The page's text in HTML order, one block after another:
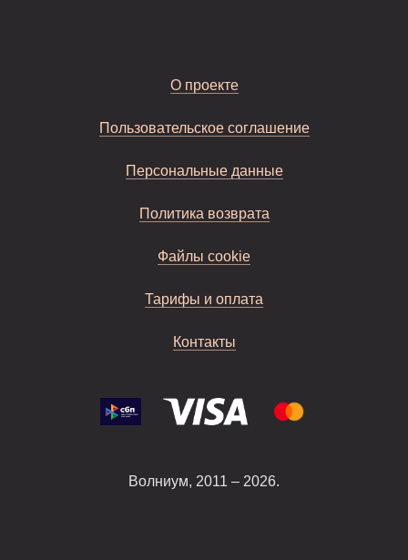
О проекте
Пользовательское соглашение
Персональные данные
Политика возврата
Файлы cookie
Тарифы и оплата
Контакты
Волниум, 2011 – 2026.